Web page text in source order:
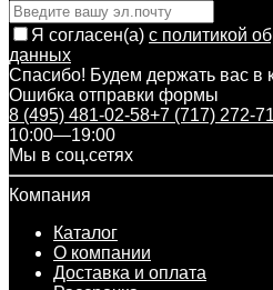
Я согласен(a) с политикой
данных
Спасибо! Будем держать вас в
Ошибка отправки формы
8 (495) 481-02-58+7 (717) 272-
10:00—19:00
Мы в соц.сетях
Компания
Каталог
О компании
Доставка и оплата